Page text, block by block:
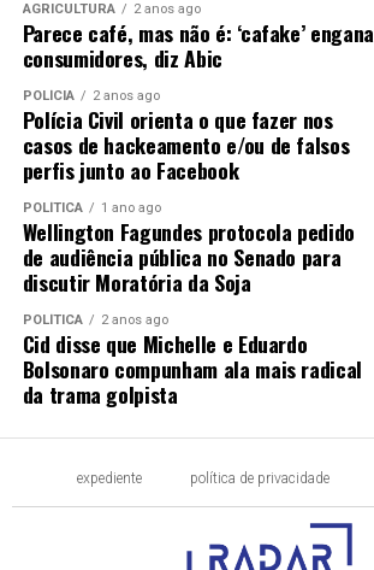
AGRICULTURA 2 anos ago
Parece café, mas não é: ‘cafake’ engana
consumidores, diz Abic
POLÍCIA 2 anos ago
Polícia Civil orienta o que fazer nos
casos de hackeamento e/ou de falsos
perfis junto ao Facebook
POLÍTICA 1 ano ago
Wellington Fagundes protocola pedido
de audiência pública no Senado para
discutir Moratória da Soja
POLÍTICA 2 anos ago
Cid disse que Michelle e Eduardo
Bolsonaro compunham ala mais radical
da trama golpista
expediente política de privacidade